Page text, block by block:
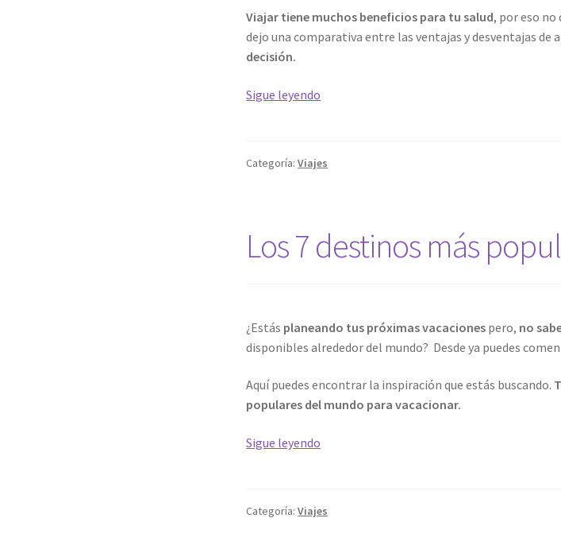
Viajar tiene muchos beneficios para tu salud, por eso no
dejo una comparativa entre las ventajas y desventajas de
decisión.
Sigue leyendo
Categoría:Viajes
Los 7 destinos más
¿Estás planeando tus próximas vacaciones pero, no
disponibles alrededor del mundo? Desde ya puedes
Aquí puedes encontrar la inspiración que estás buscando.
populares del mundo para vacacionar.
Sigue leyendo
populares
Categoría:Viajes